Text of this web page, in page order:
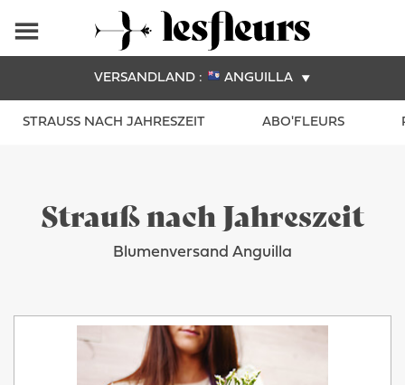
VERSANDLAND : ANGUILLA
STRAUSS NACH JAHRESZEIT ABO'FLEURS
Strauß nach Jahreszeit
Blumenversand Anguilla